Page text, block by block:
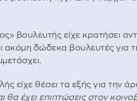
βουλευτής είχε κρατήσει
ακόμη δώδεκα βουλευτές για
είχε θέσει τα εξής για την
θα έχει επιπτώσεις στον